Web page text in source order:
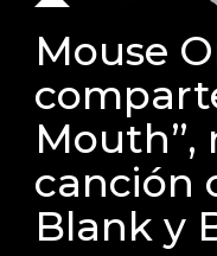
Mouse
Mouth”,
canción
Blank y